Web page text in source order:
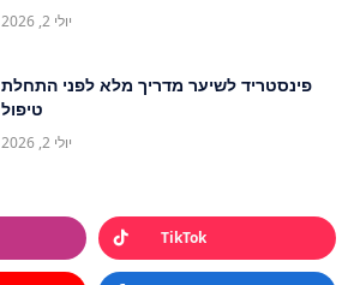
יולי 2, 2026
פינסטריד לשיער מדריך מלא לפני התחלת
טיפול
יולי 2, 2026
TikTok